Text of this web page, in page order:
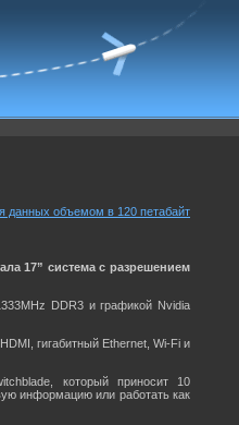
данных объемом в 120 петабайт
17” система с разрешением
DDR3 и графикой Nvidia
гигабитный Ethernet, Wi-Fi и
который приносит 10
информацию или работать как